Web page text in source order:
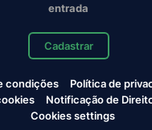
entrada
Cadastrar
condições
Política de
Notificação de
Cookies settings